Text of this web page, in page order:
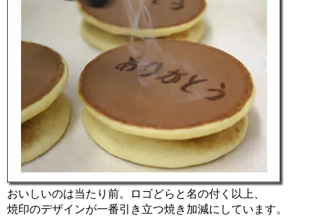
おいしいのは当たり前。ロゴどらと名の付く以上、
焼印のデザインが一番引き立つ焼き加減にしています。